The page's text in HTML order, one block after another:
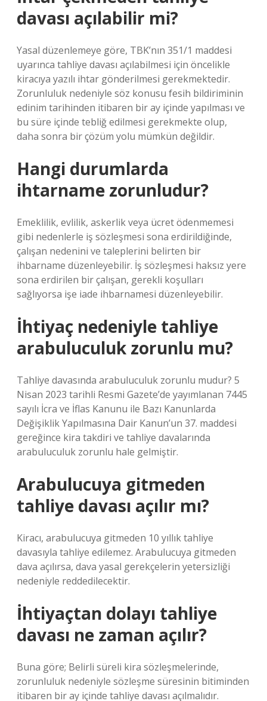
davası açılabilir mi?
Yasal düzenlemeye göre, TBK’nın 351/1 maddesi
uyarınca tahliye davası açılabilmesi için öncelikle
kiracıya yazılı ihtar gönderilmesi gerekmektedir.
Zorunluluk nedeniyle söz konusu fesih bildiriminin
edinim tarihinden itibaren bir ay içinde yapılması ve
bu süre içinde tebliğ edilmesi gerekmekte olup,
daha sonra bir çözüm yolu mümkün değildir.
Hangi durumlarda
ihtarname zorunludur?
Emeklilik, evlilik, askerlik veya ücret ödenmemesi
gibi nedenlerle iş sözleşmesi sona erdirildiğinde,
çalışan nedenini ve taleplerini belirten bir
ihbarname düzenleyebilir. İş sözleşmesi haksız yere
sona erdirilen bir çalışan, gerekli koşulları
sağlıyorsa işe iade ihbarnamesi düzenleyebilir.
İhtiyaç nedeniyle tahliye
arabuluculuk zorunlu mu?
Tahliye davasında arabuluculuk zorunlu mudur? 5
Nisan 2023 tarihli Resmi Gazete’de yayımlanan 7445
sayılı İcra ve İflas Kanunu ile Bazı Kanunlarda
Değişiklik Yapılmasına Dair Kanun’un 37. maddesi
gereğince kira takdiri ve tahliye davalarında
arabuluculuk zorunlu hale gelmiştir.
Arabulucuya gitmeden
tahliye davası açılır mı?
Kiracı, arabulucuya gitmeden 10 yıllık tahliye
davasıyla tahliye edilemez. Arabulucuya gitmeden
dava açılırsa, dava yasal gerekçelerin yetersizliği
nedeniyle reddedilecektir.
İhtiyaçtan dolayı tahliye
davası ne zaman açılır?
Buna göre; Belirli süreli kira sözleşmelerinde,
zorunluluk nedeniyle sözleşme süresinin bitiminden
itibaren bir ay içinde tahliye davası açılmalıdır.